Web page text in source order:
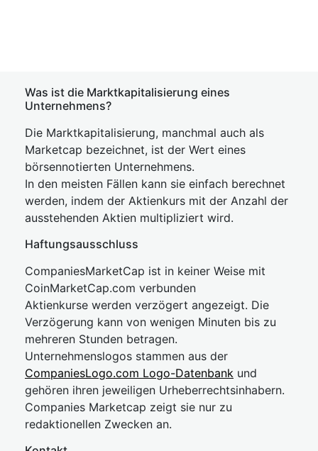
Was ist die Marktkapitalisierung eines
Unternehmens?
Die Marktkapitalisierung, manchmal auch als
Marketcap bezeichnet, ist der Wert eines
börsennotierten Unternehmens.
In den meisten Fällen kann sie einfach berechnet
werden, indem der Aktienkurs mit der Anzahl der
ausstehenden Aktien multipliziert wird.
Haftungsausschluss
CompaniesMarketCap ist in keiner Weise mit
CoinMarketCap.com verbunden
Aktienkurse werden verzögert angezeigt. Die
Verzögerung kann von wenigen Minuten bis zu
mehreren Stunden betragen.
Unternehmenslogos stammen aus der
CompaniesLogo.com Logo-Datenbank und
gehören ihren jeweiligen Urheberrechtsinhabern.
Companies Marketcap zeigt sie nur zu
redaktionellen Zwecken an.